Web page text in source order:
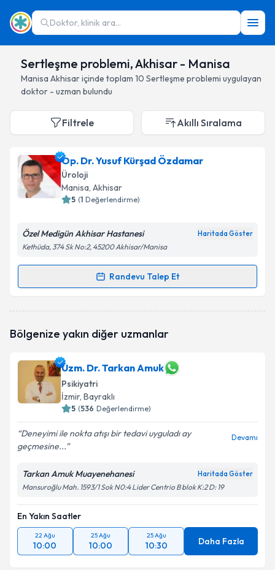
Doktor, klinik ara...
Sertleşme problemi, Akhisar - Manisa
Manisa Akhisariçinde toplam 10 Sertleşme problemi uygulayan
doktor - uzman bulundu
Filtrele Akıllı Sıralama
Op. Dr. Yusuf Kürşad Özdamar
Üroloji
Manisa, Akhisar
5 (1 Değerlendirme)
Özel Medigün Akhisar Hastanesi Haritada Göster
Kethüda, 374 Sk No:2, 45200 Akhisar/Manisa
Randevu Talep Et
Randevu Takvimi Talebi
talebi oluşturun. Size bu uzmandan randevu almanız
bilgilendireceğiz.
E-posta Adresiniz
Kişisel verilerimin işlenmesine ilişkin
kapsamda işlenmesini kabul ediyorum.
Takvim Talebini Gönder
Bölgenize yakın diğer uzmanlar
Uzm. Dr. Tarkan Amuk
Psikiyatri
İzmir, Bayraklı
5 (536 Değerlendirme)
Deneyimi ile nokta atışı bir tedavi uyguladı ay
geçmesine...
Devamı
Tarkan Amuk Muayenehanesi Haritada Göster
Mansuroğlu Mah. 1593/1 Sok N0:4 Lider Centrio B blok K:2 D: 19
En Yakın Saatler
22 Ağu
10:00
25 Ağu
10:00
25 Ağu
10:30 Daha Fazla